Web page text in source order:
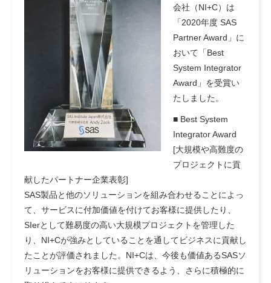
会社（NI+C）は
「2020年度 SAS
Partner Award」に
おいて「Best
System Integrator
Award」を受賞い
たしました。
■ Best System
Integrator Award
[大規模や高難度の
プロジェクトに貢
献したパートナー企業表彰]
SAS製品と他のソリューションを組み合わせることによっ
て、サービスに付加価値を付けてお客様に提供したり、
SIerとして難易度の高い大規模プロジェクトを管理した
り、NI+Cが強みとしていることを通してビジネスに貢献し
たことが評価されました。NI+Cは、今後も価値あるSASソ
リューションをお客様に提供できるよう、さらに積極的に